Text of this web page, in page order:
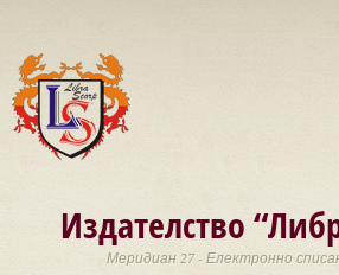
Издателство
Меридиан 27 - Електронно